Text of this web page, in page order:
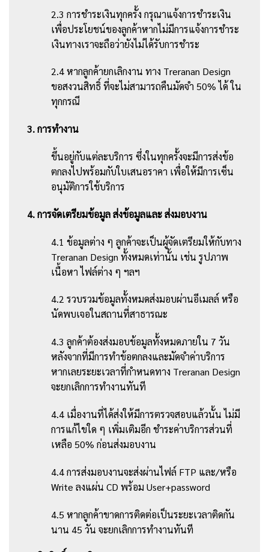
2.3 การชำระเงินทุกครั้ง กรุณาแจ้งการชำระเงิน
เพื่อประโยชน์ของลูกค้าหากไม่มีการแจ้งการชำระ
เงินทางเราจะถือว่ายังไม่ได้รับการชำระ
2.4 หากลูกค้ายกเลิกงาน ทาง Treranan Design
ขอสงวนสิทธิ์ ที่จะไม่สามารถคืนมัดจำ 50% ได้ ใน
ทุกกรณี
3. การทำงาน
ขึ้นอยู่กับแต่ละบริการ ซึ่งในทุกครั้งจะมีการส่งข้อ
ตกลงไปพร้อมกับใบเสนอราคา เพื่อให้มีการเซ็น
อนุมัติการใช้บริการ
4. การจัดเตรียมข้อมูล ส่งข้อมูลและ ส่งมอบงาน
4.1 ข้อมูลต่าง ๆ ลูกค้าจะเป็นผู้จัดเตรียมให้กับทาง
Treranan Design ทั้งหมดเท่านั้น เช่น รูปภาพ
เนื้อหา ไฟล์ต่าง ๆ ฯลฯ
4.2 รวบรวมข้อมูลทั้งหมดส่งมอบผ่านอีเมลล์ หรือ
นัดพบเจอในสถานที่สาธารณะ
4.3 ลูกค้าต้องส่งมอบข้อมูลทั้งหมดภายใน 7 วัน
หลังจากที่มีการทำข้อตกลงและมัดจำค่าบริการ
หากเลยระยะเวลาที่กำหนดทาง Treranan Design
จะยกเลิกการทำงานทันที
4.4 เมื่องานที่ได้ส่งให้มีการตรวจสอบแล้วนั้น ไม่มี
การแก้ไขใด ๆ เพิ่มเติมอีก ชำระค่าบริการส่วนที่
เหลือ 50% ก่อนส่งมอบงาน
4.4 การส่งมอบงานจะส่งผ่านไฟล์ FTP และ/หรือ
Write ลงแผ่น CD พร้อม User+password
4.5 หากลูกค้าขาดการติดต่อเป็นระยะเวลาติดกัน
นาน 45 วัน จะยกเลิกการทำงานทันที